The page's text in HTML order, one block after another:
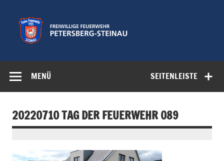
springen
Feuerwehr
Petersberg-
SEITENLEISTE
MENÜ
20220710 TAG DER FEUERWEHR 089